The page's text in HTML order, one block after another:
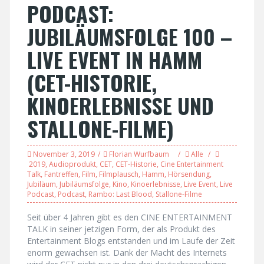
PODCAST:
JUBILÄUMSFOLGE 100 –
LIVE EVENT IN HAMM
(CET-HISTORIE,
KINOERLEBNISSE UND
STALLONE-FILME)
November 3, 2019 Florian Wurfbaum
Alle
2019, Audioprodukt, CET, CET-Historie, Cine Entertainment
Talk, Fantreffen, Film, Filmplausch, Hamm, Hörsendung,
Jubiläum, Jubiläumsfolge, Kino, Kinoerlebnisse, Live Event, Live
Podcast, Podcast, Rambo: Last Blood, Stallone-Filme
Seit über 4 Jahren gibt es den CINE ENTERTAINMENT
TALK in seiner jetzigen Form, der als Produkt des
Entertainment Blogs entstanden und im Laufe der Zeit
enorm gewachsen ist. Dank der Macht des Internets